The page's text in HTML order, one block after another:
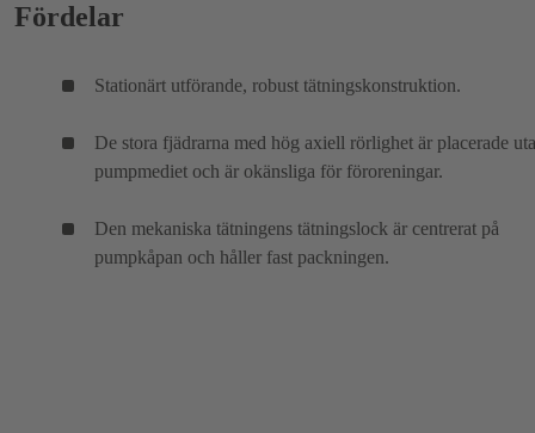
Fördelar
Stationärt utförande, robust tätningskonstruktion.
De stora fjädrarna med hög axiell rörlighet är placerade
pumpmediet och är okänsliga för föroreningar.
Den mekaniska tätningens tätningslock är centrerat på
pumpkåpan och håller fast packningen.